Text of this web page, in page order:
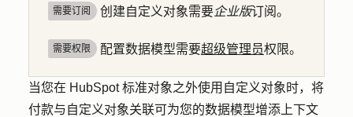
需要订阅 创建自定义对象需要企业版订阅。
需要权限 配置数据模型需要超级管理员权限。
当您在 HubSpot 标准对象之外使用自定义对象时，将
付款与自定义对象关联可为您的数据模型增添上下文